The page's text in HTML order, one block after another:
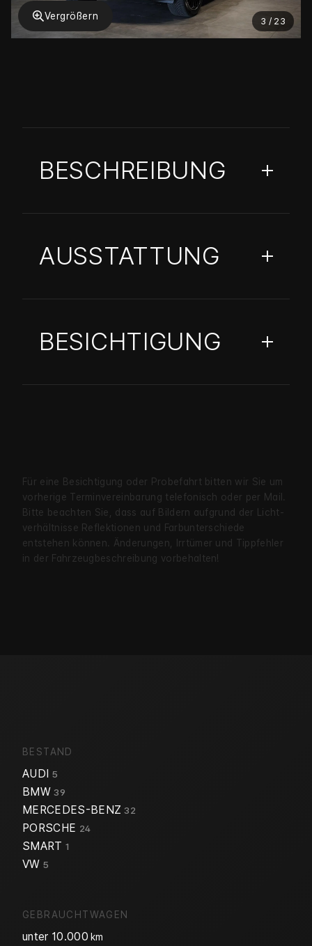
3 / 23
Vergrößern
BESCHREIBUNG
AUSSTATTUNG
BESICHTIGUNG
Für eine Besichtigung oder Probe­fahrt bitten wir Sie um
vorherige Termin­verein­barung telefonisch oder per Mail.
Bitte beachten Sie, dass auf Bildern aufgrund der Licht­
verhältnisse Reflekt­ionen und Farb­unter­schiede
entstehen können. Änderungen, Irrtümer und Tipp­fehler
in der Fahrzeug­beschreibung vorbehalten!
BESTAND
AUDI 5
BMW39
MERCEDES-BENZ32
PORSCHE 24
SMART 1
VW 5
GEBRAUCHTWAGEN
unter 10.000 km